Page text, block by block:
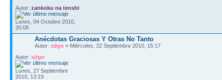
Autor: zankoku na tenshi
Lunes, 04 Octubre 2010,
20:08
Anécdotas Graciosas Y Otras No Tanto
Autor: sdgo » Miércoles, 22 Septiembre 2010, 15:17
Autor: sdgo
Lunes, 27 Septiembre
2010, 13:19